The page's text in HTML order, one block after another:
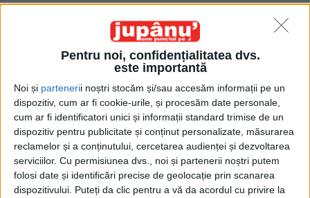
Pentru noi, confidențialitatea dvs.
este importantă
Noi și partenerii noștri stocăm și/sau accesăm informații pe un
dispozitiv, cum ar fi cookie-urile, și procesăm date personale,
cum ar fi identificatori unici și informații standard trimise de un
dispozitiv pentru publicitate și conținut personalizate, măsurarea
reclamelor și a conținutului, cercetarea audienței și dezvoltarea
serviciilor. Cu permisiunea dvs., noi și partenerii noștri putem
folosi date și identificări precise de geolocație prin scanarea
dispozitivului. Puteți da clic pentru a vă da acordul cu privire la
Etichetă: gratis